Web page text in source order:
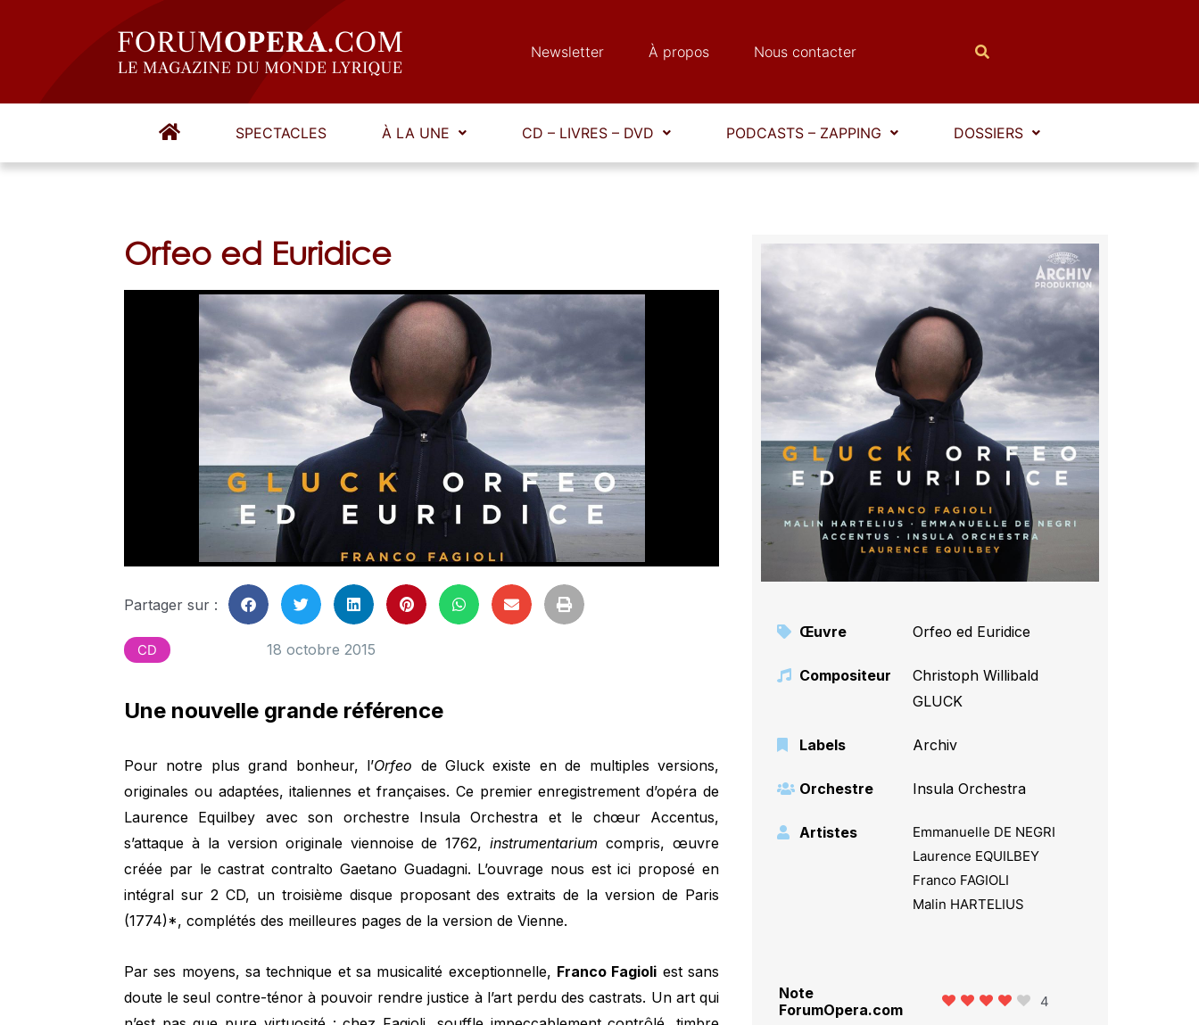
Newsletter À propos Nous contacter
SPECTACLES À LA UNE CD – LIVRES – DVD PODCASTS – ZAPPING DOSSIERS
Orfeo ed Euridice
Partager sur :
CD 18 octobre 2015
Une nouvelle grande référence
Pour notre plus grand bonheur, l’Orfeo de Gluck existe en de multiples versions,
originales ou adaptées, italiennes et françaises. Ce premier enregistrement d’opéra de
Laurence Equilbey avec son orchestre Insula Orchestra et le chœur Accentus,
s’attaque à la version originale viennoise de 1762,instrumentarium compris, œuvre
créée par le castrat contralto Gaetano Guadagni. L’ouvrage nous est ici proposé en
intégral sur 2 CD, un troisième disque proposant des extraits de la version de Paris
(1774)*, complétés des meilleures pages de la version de Vienne.
Par ses moyens, sa technique et sa musicalité exceptionnelle, Franco Fagioli est sans
doute le seul contre-ténor à pouvoir rendre justice à l’art perdu des castrats. Un art qui
Œuvre Orfeo ed Euridice
Compositeur
Christoph Willibald
GLUCK
Labels Archiv
Orchestre Insula Orchestra
Artistes
Emmanuelle DE NEGRI
Laurence EQUILBEY
Franco FAGIOLI
Malin HARTELIUS
Note
ForumOpera.com
4